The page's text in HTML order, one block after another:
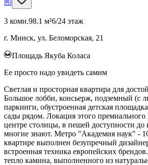
3 комн.98.1 м²6/24 этаж
г. Минск, ул. Беломорская, 21
Площадь Якуба Коласа
Ее просто надо увидеть самим
Светлая и просторная квартира для
Большое лобби, консьерж, подземный (с
паркинги, обустроенная детская
сады рядом. Локация этого
центре столицы, в пешей доступности до
многие знают. Метро "Академия наук" -
квартире выполнен безупречный
встроенная техника европейских
тепло камина, выполненного из